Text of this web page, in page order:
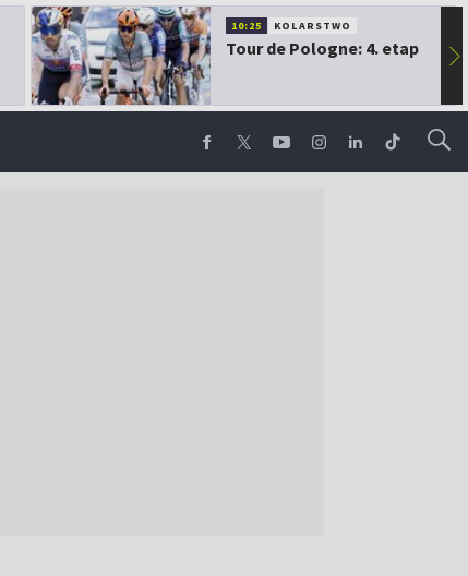
10:25 KOLARSTWO
Tour de Pologne: 4. etap ▶